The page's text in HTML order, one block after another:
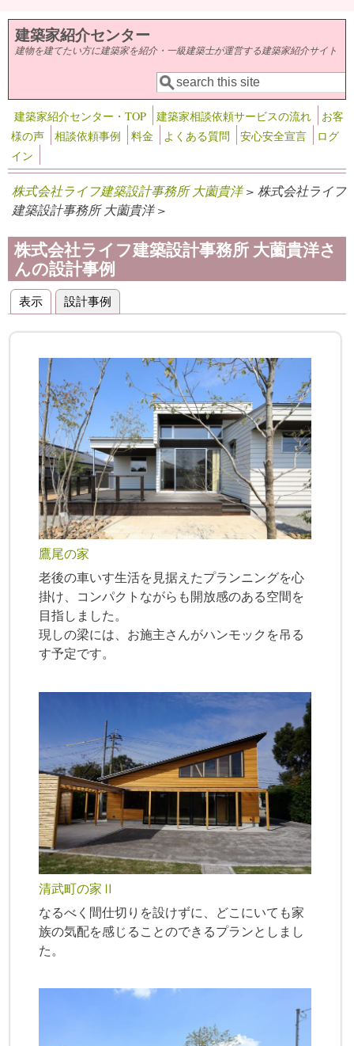
メインコンテンツに移動
建築家紹介センター
建物を建てたい方に建築家を紹介・一級建築士が運営する建築家紹介サイト
検索フォーム
検索
建築家紹介センター・TOP 建築家相談依頼サービスの流れ
お客
様の声
相談依頼事例 料金 よくある質問 安心安全宣言
ログ
イン
株式会社ライフ建築設計事務所 大薗貴洋> 株式会社ライフ
建築設計事務所 大薗貴洋 >
株式会社ライフ建築設計事務所 大薗貴洋さ
んの設計事例
プライマリータブ
表示 設計事例
鷹尾の家
老後の車いす生活を見据えたプランニングを心
掛け、コンパクトながらも開放感のある空間を
目指しました。
現しの梁には、お施主さんがハンモックを吊る
す予定です。
清武町の家Ⅱ
なるべく間仕切りを設けずに、どこにいても家
族の気配を感じることのできるプランとしまし
た。